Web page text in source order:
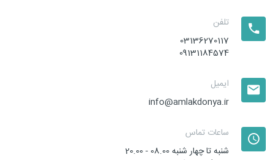
تلفن
03136270117
09131184574
ایمیل
info@amlakdonya.ir
ساعات تماس
شنبه تا چهار شنبه08.00 - 20.00